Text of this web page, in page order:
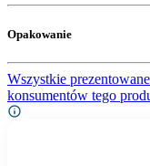
Opakowanie
Wszystkie
konsumentów tego